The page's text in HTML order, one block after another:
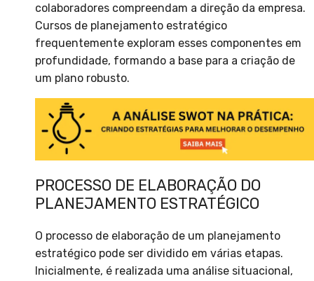
colaboradores compreendam a direção da empresa.
Cursos de planejamento estratégico
frequentemente exploram esses componentes em
profundidade, formando a base para a criação de
um plano robusto.
PROCESSO DE ELABORAÇÃO DO
PLANEJAMENTO ESTRATÉGICO
O processo de elaboração de um planejamento
estratégico pode ser dividido em várias etapas.
Inicialmente, é realizada uma análise situacional,